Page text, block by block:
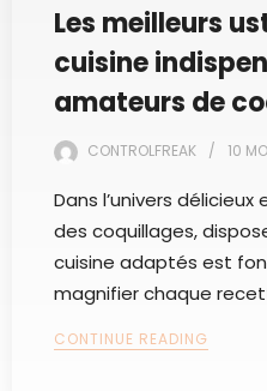
Les meilleurs
cuisine
amateurs de
CONTROLFREAK 10
Dans l’univers
des coquillages,
cuisine adaptés est
magnifier chaque
CONTINUE READING